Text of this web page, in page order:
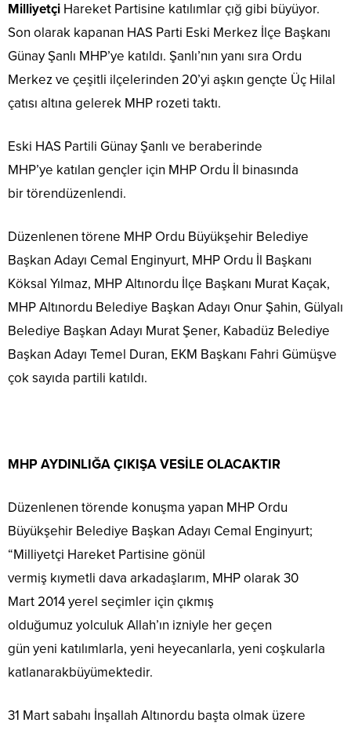
Milliyetçi Hareket Partisine katılımlar çığ gibi büyüyor.
Son olarak kapanan HAS Parti Eski Merkez İlçe Başkanı
Günay Şanlı MHP’ye katıldı. Şanlı’nın yanı sıra Ordu
Merkez ve çeşitli ilçelerinden 20’yi aşkın gençte Üç Hilal
çatısı altına gelerek MHP rozeti taktı.
Eski HAS Partili Günay Şanlı ve beraberinde
MHP’ye katılan gençler için MHP Ordu İl binasında
bir törendüzenlendi.
Düzenlenen törene MHP Ordu Büyükşehir Belediye
Başkan Adayı Cemal Enginyurt, MHP Ordu İl Başkanı
Köksal Yılmaz, MHP Altınordu İlçe Başkanı Murat Kaçak,
MHP Altınordu Belediye Başkan Adayı Onur Şahin, Gülyalı
Belediye Başkan Adayı Murat Şener, Kabadüz Belediye
Başkan Adayı Temel Duran, EKM Başkanı Fahri Gümüşve
çok sayıda partili katıldı.
MHP AYDINLIĞA ÇIKIŞA VESİLE OLACAKTIR
Düzenlenen törende konuşma yapan MHP Ordu
Büyükşehir Belediye Başkan Adayı Cemal Enginyurt;
“Milliyetçi Hareket Partisine gönül
vermiş kıymetli dava arkadaşlarım, MHP olarak 30
Mart 2014 yerel seçimler için çıkmış
olduğumuz yolculuk Allah’ın izniyle her geçen
gün yeni katılımlarla, yeni heyecanlarla, yeni coşkularla
katlanarakbüyümektedir.
31 Mart sabahı İnşallah Altınordu başta olmak üzere